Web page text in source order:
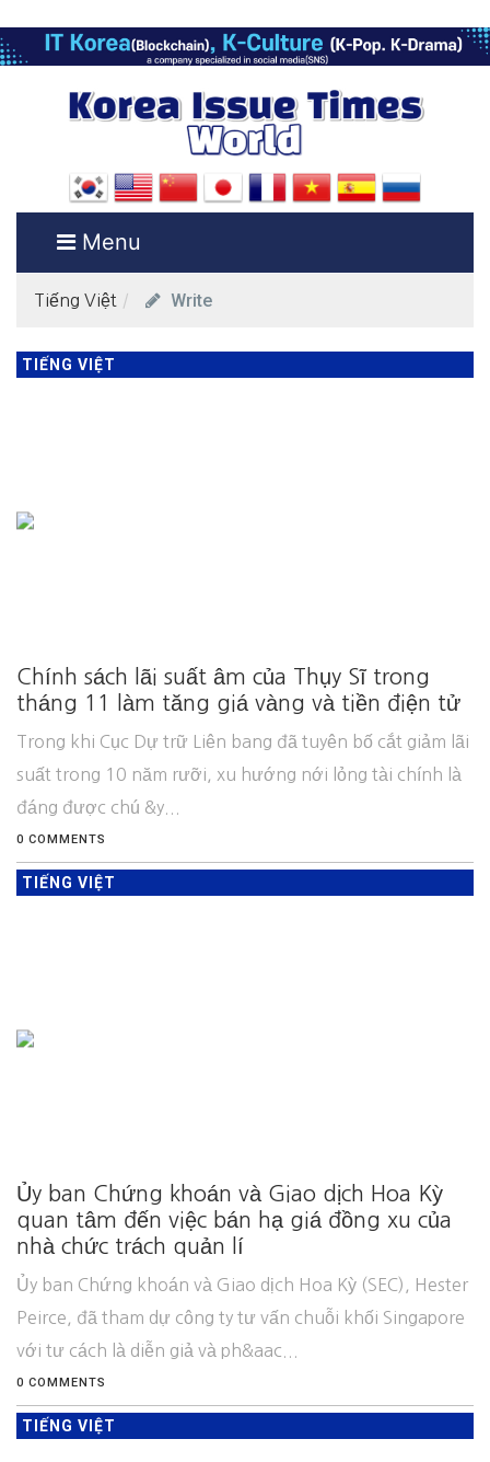
Menu
Tiếng Việt Write
TIẾNG VIỆT
Chính sách lãi suất âm của Thụy Sĩ trong
tháng 11 làm tăng giá vàng và tiền điện tử
Trong khi Cục Dự trữ Liên bang đã tuyên bố cắt giảm lãi
suất trong 10 năm rưỡi, xu hướng nới lỏng tài chính là
đáng được chú &y...
0 COMMENTS
TIẾNG VIỆT
Ủy ban Chứng khoán và Giao dịch Hoa Kỳ
quan tâm đến việc bán hạ giá đồng xu của
nhà chức trách quản lí
Ủy ban Chứng khoán và Giao dịch Hoa Kỳ (SEC), Hester
Peirce, đã tham dự công ty tư vấn chuỗi khối Singapore
với tư cách là diễn giả và ph&aac...
0 COMMENTS
TIẾNG VIỆT